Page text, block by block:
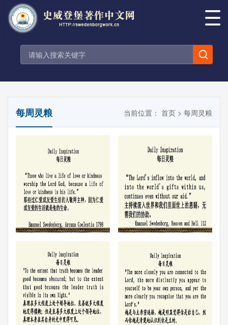
每周灵粮 当前位置： 首页 > 每周灵粮